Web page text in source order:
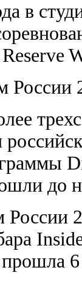
в
Reserve
до
прошла